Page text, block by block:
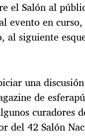
el Salón al
evento en
al siguiente
una
de
curadores
del 42 Salón